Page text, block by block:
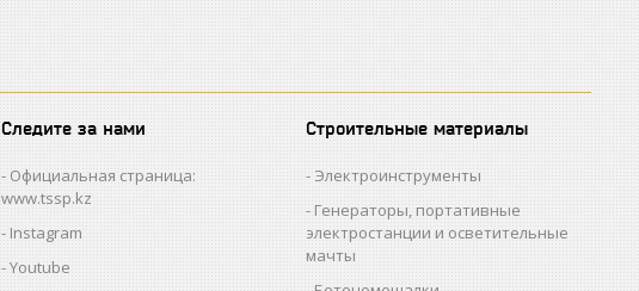
Следите за нами
Официальная страница:
www.tssp.kz
Instagram
Youtube
Строительные материалы
Электроинструменты
Генераторы, портативные
электростанции и осветительные
мачты